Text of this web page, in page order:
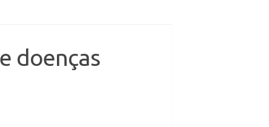
doenças